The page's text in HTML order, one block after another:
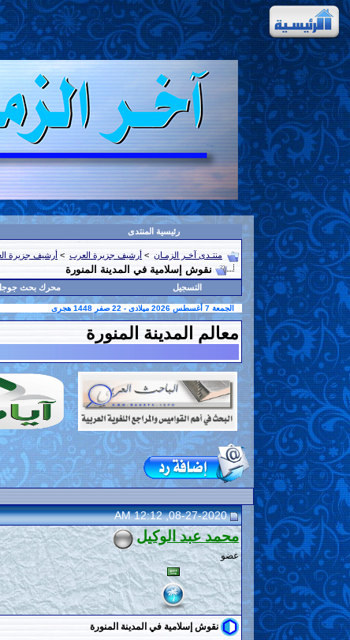
رئيسية المنتدى
منتـدى آخـر الزمـان > أرشيف جزيرة العرب > أرشيف جزيرة
نقوش إسلامية في المدينة المنورة
التسجيل محرك بحث
الجمعة 7 أغسطس 2026 ميلادى - 22 صفر 1448 هجرى
معالم المدينة المنورة
08-27-2020, 12:12 AM
محمد عبد الوكيل
عضو
نقوش إسلامية في المدينة المنورة